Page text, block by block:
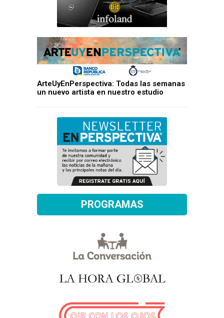
ArteUyEnPerspectiva: Todas las semanas
un nuevo artista en nuestro estudio
PROGRAMAS